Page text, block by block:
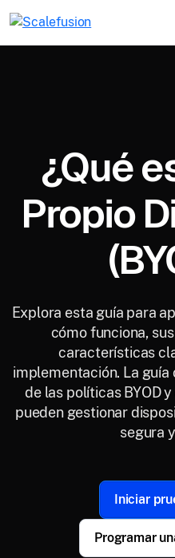
¿Qué
Propio
Explora esta guía para
cómo funciona,
características
implementación. La
de las políticas BYOD
pueden gestionar
segura
Iniciar
Programar